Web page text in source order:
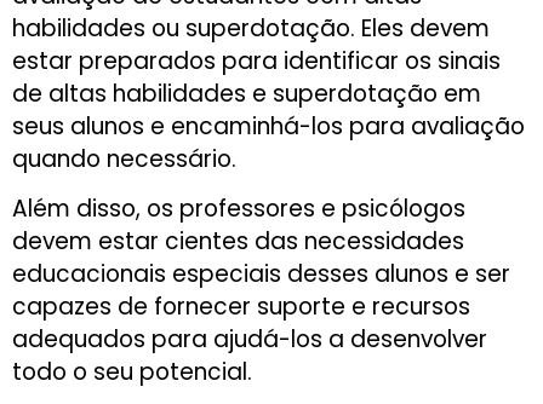
habilidades ou superdotação. Eles devem
estar preparados para identificar os sinais
de altas habilidades e superdotação em
seus alunos e encaminhá-los para avaliação
quando necessário.
Além disso, os professores e psicólogos
devem estar cientes das necessidades
educacionais especiais desses alunos e ser
capazes de fornecer suporte e recursos
adequados para ajudá-los a desenvolver
todo o seu potencial.